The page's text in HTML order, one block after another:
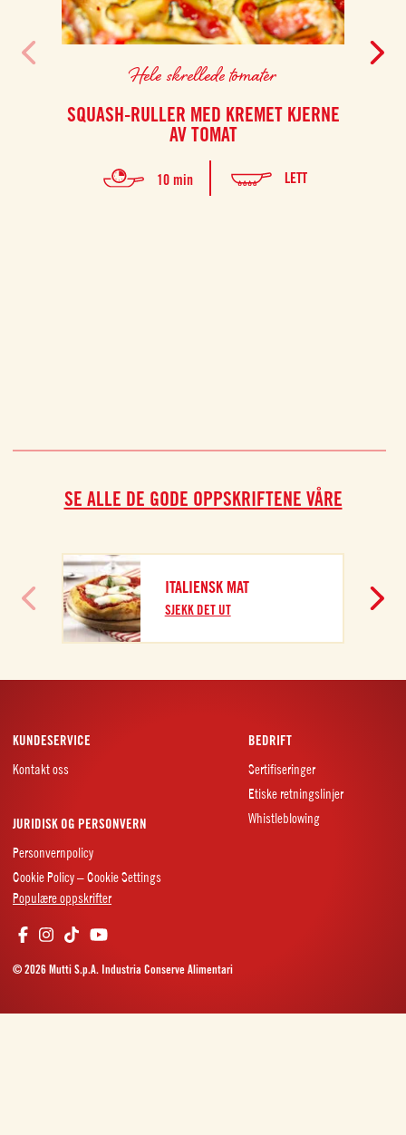
Hele skrellede tomater
SQUASH-RULLER MED KREMET KJERNE
AV TOMAT
10 min LETT
SE ALLE DE GODE OPPSKRIFTENE VÅRE
ITALIENSK MAT
SJEKK DET UT
KUNDESERVICE
Kontakt oss
BEDRIFT
Sertifiseringer
Etiske retningslinjer
Whistleblowing
JURIDISK OG PERSONVERN
Personvernpolicy
Cookie Policy – Cookie Settings
Populære oppskrifter
© 2026 Mutti S.p.A. Industria Conserve Alimentari